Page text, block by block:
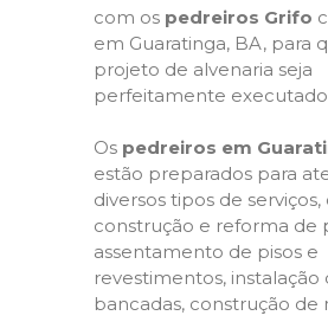
com os pedreiros Grifo
em Guaratinga, BA, para
projeto de alvenaria seja
perfeitamente
Os pedreiros em
estão preparados para
diversos tipos de
construção e reforma de
assentamento de pisos e
revestimentos, instalação
bancadas, construção de